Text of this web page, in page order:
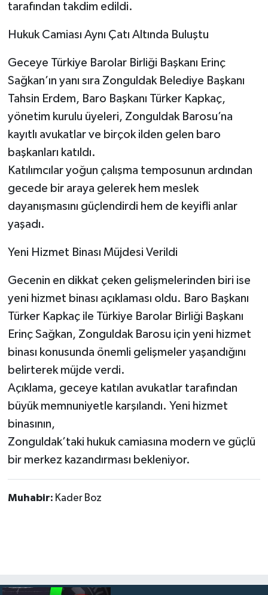
tarafından takdim edildi.
Hukuk Camiası Aynı Çatı Altında Buluştu
Geceye Türkiye Barolar Birliği Başkanı Erinç
Sağkan’ın yanı sıra Zonguldak Belediye Başkanı
Tahsin Erdem, Baro Başkanı Türker Kapkaç,
yönetim kurulu üyeleri, Zonguldak Barosu’na
kayıtlı avukatlar ve birçok ilden gelen baro
başkanları katıldı.
Katılımcılar yoğun çalışma temposunun ardından
gecede bir araya gelerek hem meslek
dayanışmasını güçlendirdi hem de keyifli anlar
yaşadı.
Yeni Hizmet Binası Müjdesi Verildi
Gecenin en dikkat çeken gelişmelerinden biri ise
yeni hizmet binası açıklaması oldu. Baro Başkanı
Türker Kapkaç ile Türkiye Barolar Birliği Başkanı
Erinç Sağkan, Zonguldak Barosu için yeni hizmet
binası konusunda önemli gelişmeler yaşandığını
belirterek müjde verdi.
Açıklama, geceye katılan avukatlar tarafından
büyük memnuniyetle karşılandı. Yeni hizmet
binasının,
Zonguldak’taki hukuk camiasına modern ve güçlü
bir merkez kazandırması bekleniyor.
Muhabir: Kader Boz